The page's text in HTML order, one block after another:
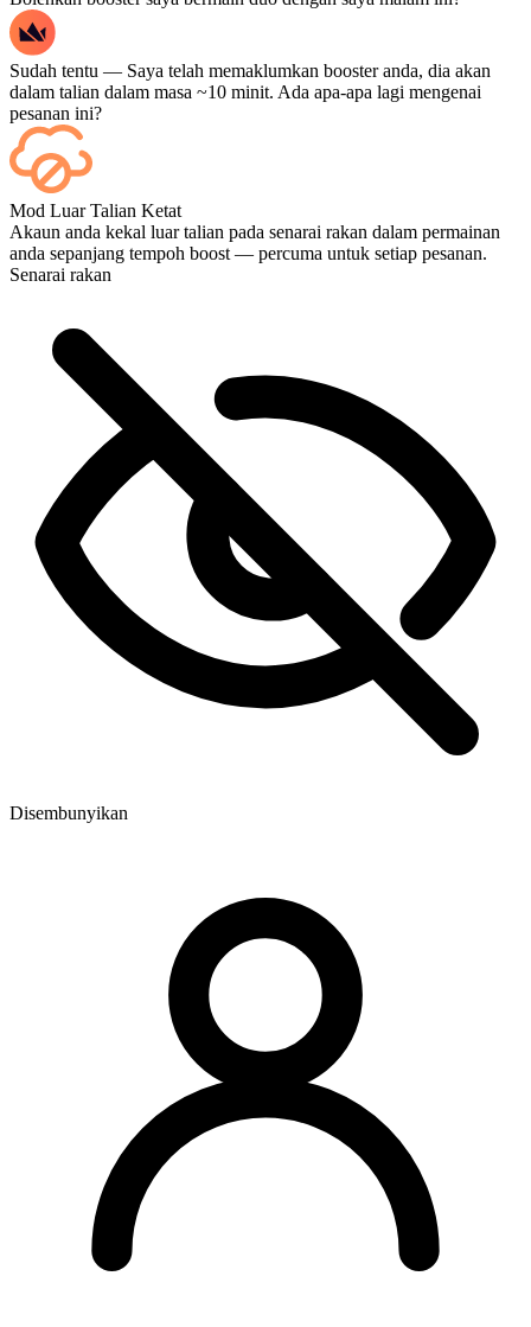
Sudah tentu — Saya telah memaklumkan booster anda, dia akan
dalam talian dalam masa ~10 minit. Ada apa-apa lagi mengenai
pesanan ini?
Sempurna! Bolehkah saya mengikuti perkembangan secara
Ya — setiap perlawanan akan muncul pada papan pemuka anda
sebaik sahaja ia tamat, dan jika anda ingin menonton perlawanan
tersebut, tambahkan Penstriman semasa pembayaran.
Hebat, anda semua memang terbaik 🧡
Mod Luar Talian Ketat
Akaun anda kekal luar talian pada senarai rakan dalam permainan
anda sepanjang tempoh boost — percuma untuk setiap pesanan.
Senarai rakan
Disembunyikan